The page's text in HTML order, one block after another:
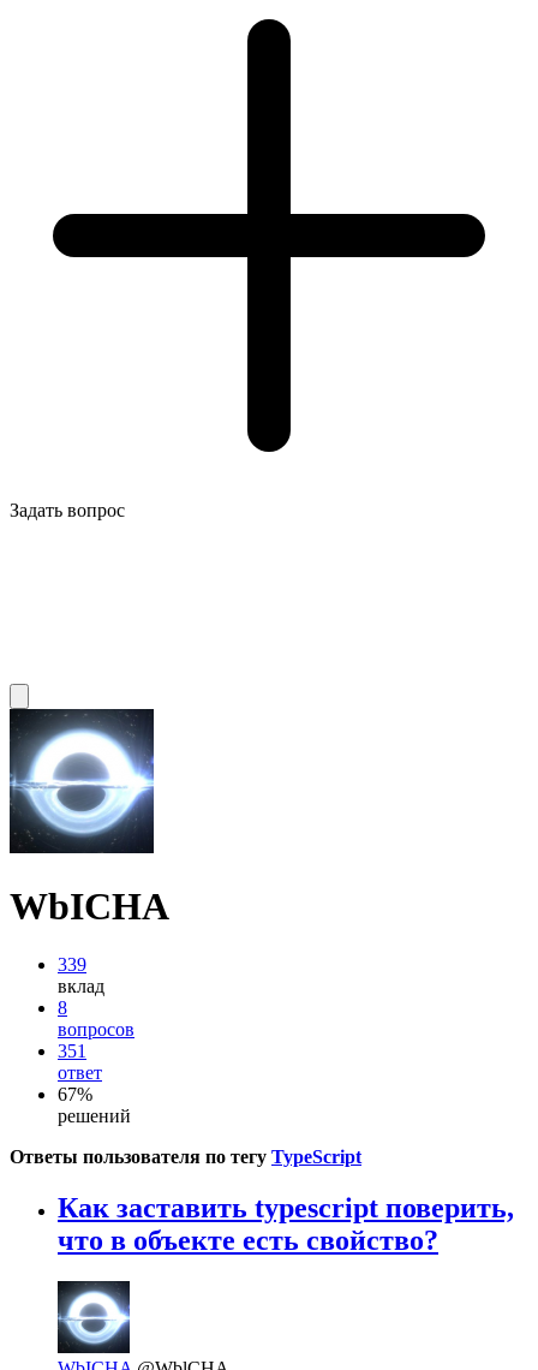
Задать вопрос
WbICHA
339
вклад
8
вопросов
351
ответ
67%
решений
Ответы пользователя по тегу TypeScript
Как заставить typescript поверить,
что в объекте есть свойство?